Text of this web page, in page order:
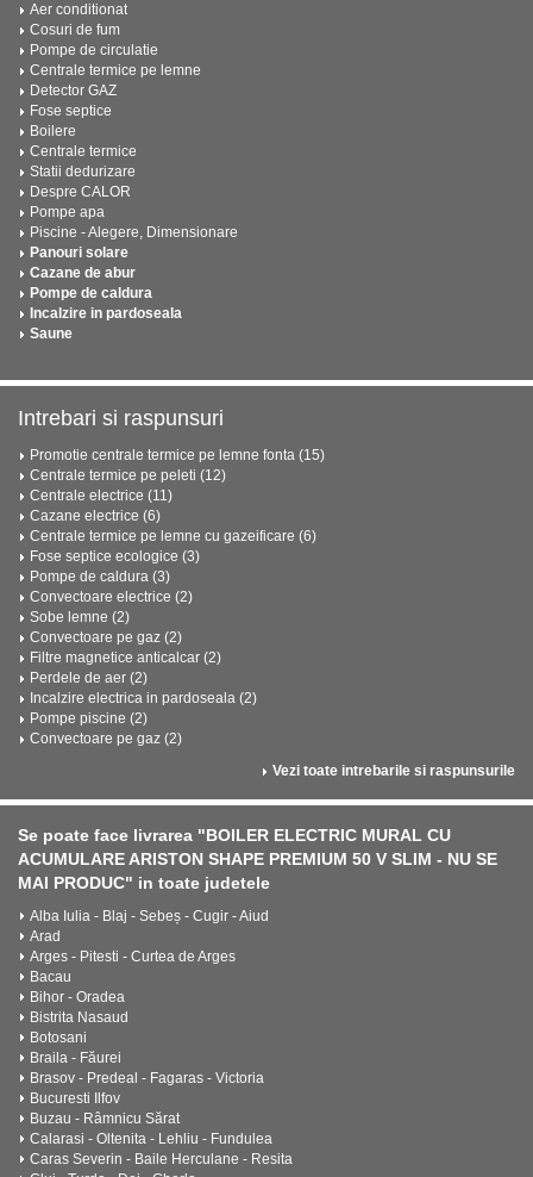
Aer conditionat
Cosuri de fum
Pompe de circulatie
Centrale termice pe lemne
Detector GAZ
Fose septice
Boilere
Centrale termice
Statii dedurizare
Despre CALOR
Pompe apa
Piscine - Alegere, Dimensionare
Panouri solare
Cazane de abur
Pompe de caldura
Incalzire in pardoseala
Saune
Intrebari si raspunsuri
Promotie centrale termice pe lemne fonta (15)
Centrale termice pe peleti (12)
Centrale electrice (11)
Cazane electrice (6)
Centrale termice pe lemne cu gazeificare (6)
Fose septice ecologice (3)
Pompe de caldura (3)
Convectoare electrice (2)
Sobe lemne (2)
Convectoare pe gaz (2)
Filtre magnetice anticalcar (2)
Perdele de aer (2)
Incalzire electrica in pardoseala (2)
Pompe piscine (2)
Convectoare pe gaz (2)
Vezi toate intrebarile si raspunsurile
Se poate face livrarea "BOILER ELECTRIC MURAL CU
ACUMULARE ARISTON SHAPE PREMIUM 50 V SLIM - NU SE
MAI PRODUC" in toate judetele
Alba Iulia - Blaj - Sebeș - Cugir - Aiud
Arad
Arges - Pitesti - Curtea de Arges
Bacau
Bihor - Oradea
Bistrita Nasaud
Botosani
Braila - Făurei
Brasov - Predeal - Fagaras - Victoria
Bucuresti Ilfov
Buzau - Râmnicu Sărat
Calarasi - Oltenita - Lehliu - Fundulea
Caras Severin - Baile Herculane - Resita